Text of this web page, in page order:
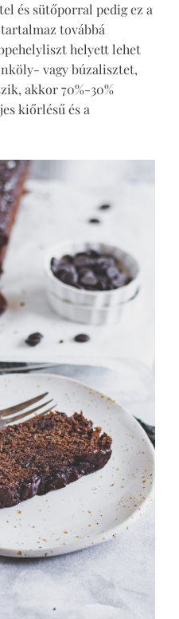
és sütőporral pedig ez a
továbbá
helyett lehet
vagy búzalisztet,
akkor 70%-30%
kiőrlésű és a